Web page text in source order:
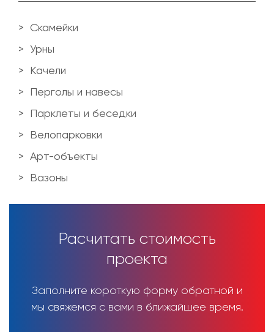
Скамейки
Урны
Качели
Перголы и навесы
Парклеты и беседки
Велопарковки
Арт-объекты
Вазоны
Расчитать стоимость
проекта
Заполните короткую форму обратной и
мы свяжемся с вами в ближайшее время.